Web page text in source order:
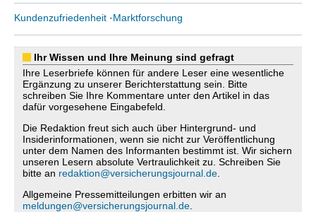
Kundenzufriedenheit ·Marktforschung
Ihr Wissen und Ihre Meinung sind gefragt
Ihre Leserbriefe können für andere Leser eine wesentliche
Ergänzung zu unserer Berichterstattung sein. Bitte
schreiben Sie Ihre Kommentare unter den Artikel in das
dafür vorgesehene Eingabefeld.
Die Redaktion freut sich auch über Hintergrund- und
Insiderinformationen, wenn sie nicht zur Veröffentlichung
unter dem Namen des Informanten bestimmt ist. Wir sichern
unseren Lesern absolute Vertraulichkeit zu. Schreiben Sie
bitte an redaktion@versicherungsjournal.de
Allgemeine Pressemitteilungen erbitten wir an
meldungen@versicherungsjournal.de